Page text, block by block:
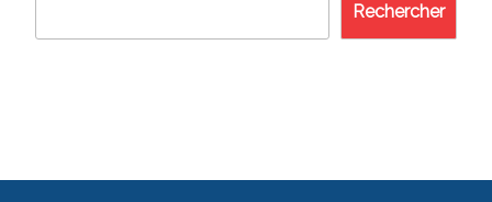
Rechercher